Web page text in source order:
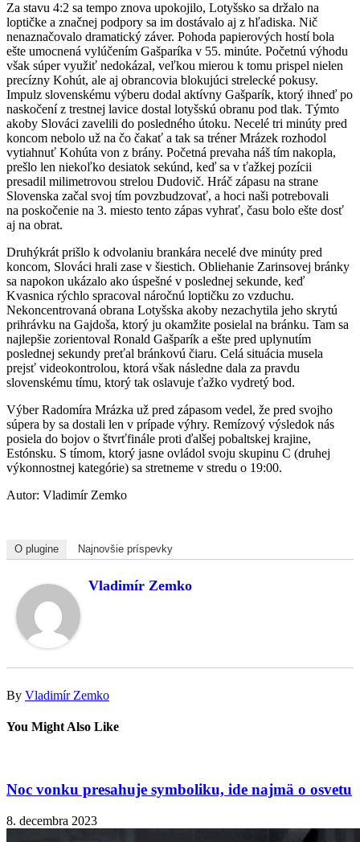
Za stavu 4:2 sa tempo znova upokojilo, Lotyšsko sa držalo na
loptičke a značnej podpory sa im dostávalo aj z hľadiska. Nič
nenaznačovalo dramatický záver. Pohoda papierových hostí bola
ešte umocnená vylúčením Gašparíka v 55. minúte. Početnú výhodu
však súper využiť nedokázal, veľkou mierou k tomu prispel nielen
precízny Kohút, ale aj obrancovia blokujúci strelecké pokusy.
Impulz slovenskému výberu dodal aktívny Gašparík, ktorý ihneď po
naskočení z trestnej lavice dostal lotyšskú obranu pod tlak. Týmto
akoby Slováci zavelili do posledného útoku. Necelé tri minúty pred
koncom nebolo už na čo čakať a tak sa tréner Mrázek rozhodol
vytiahnuť Kohúta von z brány. Početná prevaha náš tím nakopla,
prešlo len niekoľko desiatok sekúnd, keď sa v ťažkej pozícii
presadil milimetrovou strelou Dudovič. Hráč zápasu na strane
Slovenska začal svoj tím povzbudzovať, a hoci naši potrebovali
na poskočenie na 3. miesto tento zápas vyhrať, času bolo ešte dosť
aj na obrat.
Druhýkrát prišlo k odvolaniu brankára necelé dve minúty pred
koncom, Slováci hrali zase v šiestich. Obliehanie Zarinsovej bránky
sa napokon ukázalo ako úspešné v poslednej sekunde, keď
Kvasnica rýchlo spracoval náročnú loptičku zo vzduchu.
Nekoncentrovaná obrana Lotyšska akoby nezachytila jeho skrytú
prihrávku na Gajdoša, ktorý ju okamžite posielal na bránku. Tam sa
najlepšie zorientoval Ronald Gašparík a ešte pred uplynutím
poslednej sekundy preťal bránkovú čiaru. Celá situácia musela
prejsť videokontrolou, ktorá však následne dala za pravdu
slovenskému tímu, ktorý tak oslavuje ťažko vydretý bod.
Výber Radomíra Mrázka už pred zápasom vedel, že pred svojho
súpera by sa dostali len v prípade výhry. Remízový výsledok nás
posiela do bojov o štvrťfinále proti ďalšej pobaltskej krajine,
Estónsku. S tímom, ktorý jasne ovládol svoju skupinu C (druhej
výkonnostnej kategórie) sa stretneme v stredu o 19:00.
Autor: Vladimír Zemko
O plugine Najnovšie príspevky
Vladimír Zemko
By Vladimír Zemko
You Might Also Like
Noc vonku presahuje symboliku, ide najmä o osvetu
8. decembra 2023